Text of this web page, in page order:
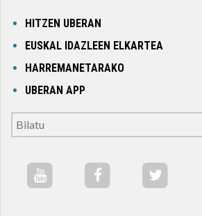
HITZEN UBERAN
EUSKAL IDAZLEEN ELKARTEA
HARREMANETARAKO
UBERAN APP